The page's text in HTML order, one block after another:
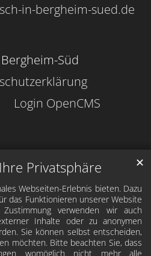
Privatsphäre
Webseiten-Erlebnis bieten. Dazu
das Funktionieren unserer Website
verwenden wir auch
Inhalte oder zu anonymen
Sie können selbst entscheiden,
möchten. Bitte beachten Sie, dass
womöglich nicht mehr alle
✕
in-bergheim-sued.de
Süd
Login OpenCMS